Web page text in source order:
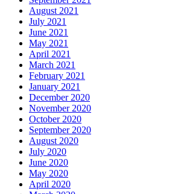
August 2021
July 2021
June 2021
May 2021
April 2021
March 2021
February 2021
January 2021
December 2020
November 2020
October 2020
September 2020
August 2020
July 2020
June 2020
May 2020
April 2020